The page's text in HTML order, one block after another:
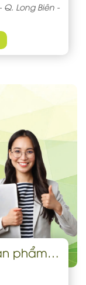
Q. Long Biên -
phẩm